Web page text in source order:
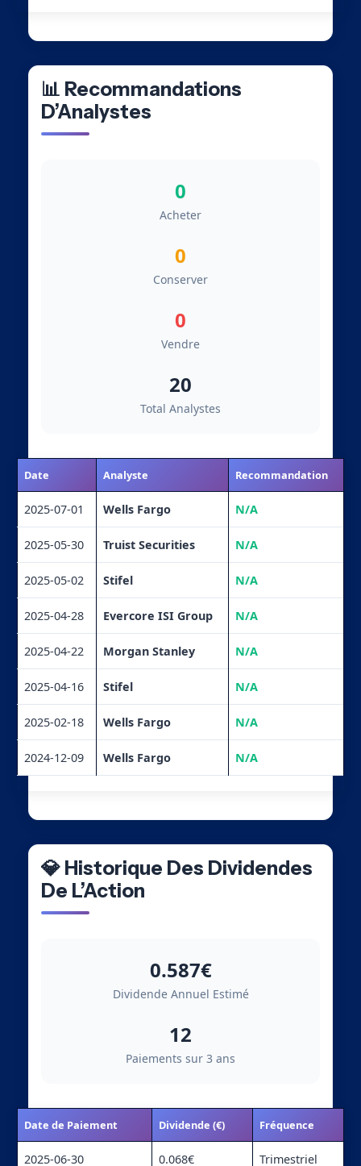
📊 Recommandations
D’Analystes
0
Acheter
0
Conserver
0
Vendre
20
Total Analystes
Date Analyste Recommandation
2025-07-01 Wells Fargo N/A
2025-05-30 Truist Securities N/A
2025-05-02 Stifel N/A
2025-04-28 Evercore ISI Group N/A
2025-04-22 Morgan Stanley N/A
2025-04-16 Stifel N/A
2025-02-18 Wells Fargo N/A
2024-12-09 Wells Fargo N/A
💎 Historique Des Dividendes
De L’Action
0.587€
Dividende Annuel Estimé
12
Paiements sur 3 ans
Date de Paiement Dividende (€) Fréquence
2025-06-30 0.068€ Trimestriel